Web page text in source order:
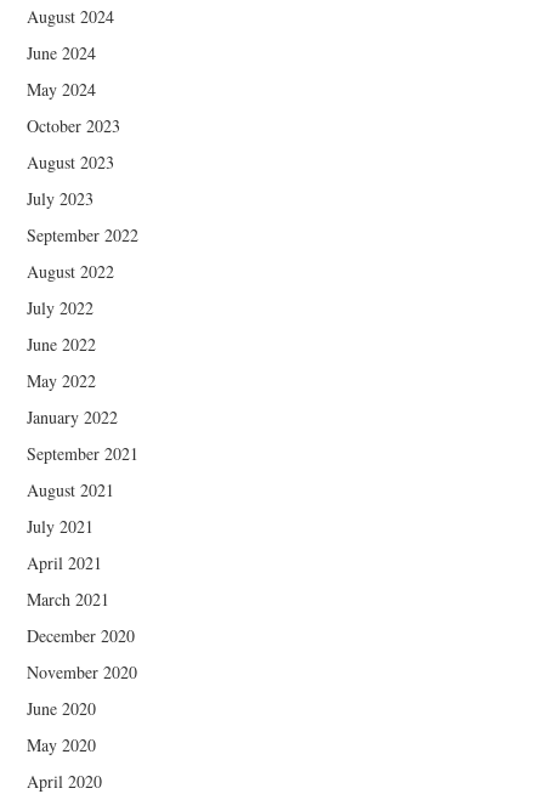
August 2024
June 2024
May 2024
October 2023
August 2023
July 2023
September 2022
August 2022
July 2022
June 2022
May 2022
January 2022
September 2021
August 2021
July 2021
April 2021
March 2021
December 2020
November 2020
June 2020
May 2020
April 2020